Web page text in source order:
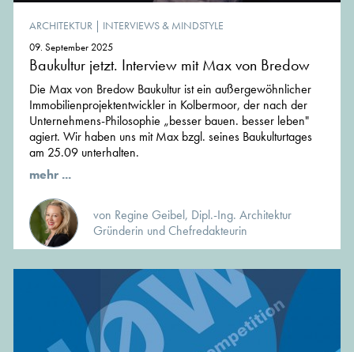
ARCHITEKTUR | INTERVIEWS & MINDSTYLE
09. September 2025
Baukultur jetzt. Interview mit Max von Bredow
Die Max von Bredow Baukultur ist ein außergewöhnlicher
Immobilien­projekt­entwickler in Kolbermoor, der nach der
Unternehmens-Philosophie „besser bauen. besser leben"
agiert. Wir haben uns mit Max bzgl. seines Baukulturtages
am 25.09 unterhalten.
mehr ...
von Regine Geibel, Dipl.-Ing. Architektur
Gründerin und Chefredakteurin